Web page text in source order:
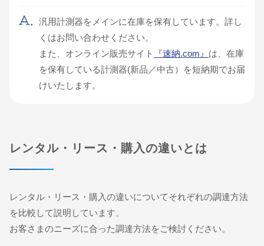
汎用計測器をメインに在庫を保有しています。詳し
くはお問い合わせください。
また、オンライン販売サイト
『速納.com』 は、在庫
を保有している計測器(新品／中古）を短納期でお届
けいたします。
レンタル・リース・購入の違いとは
レンタル・リース・購入の違いについてそれぞれの調達方法
を比較して説明しています。
お客さまのニーズに合った調達方法をご検討ください。